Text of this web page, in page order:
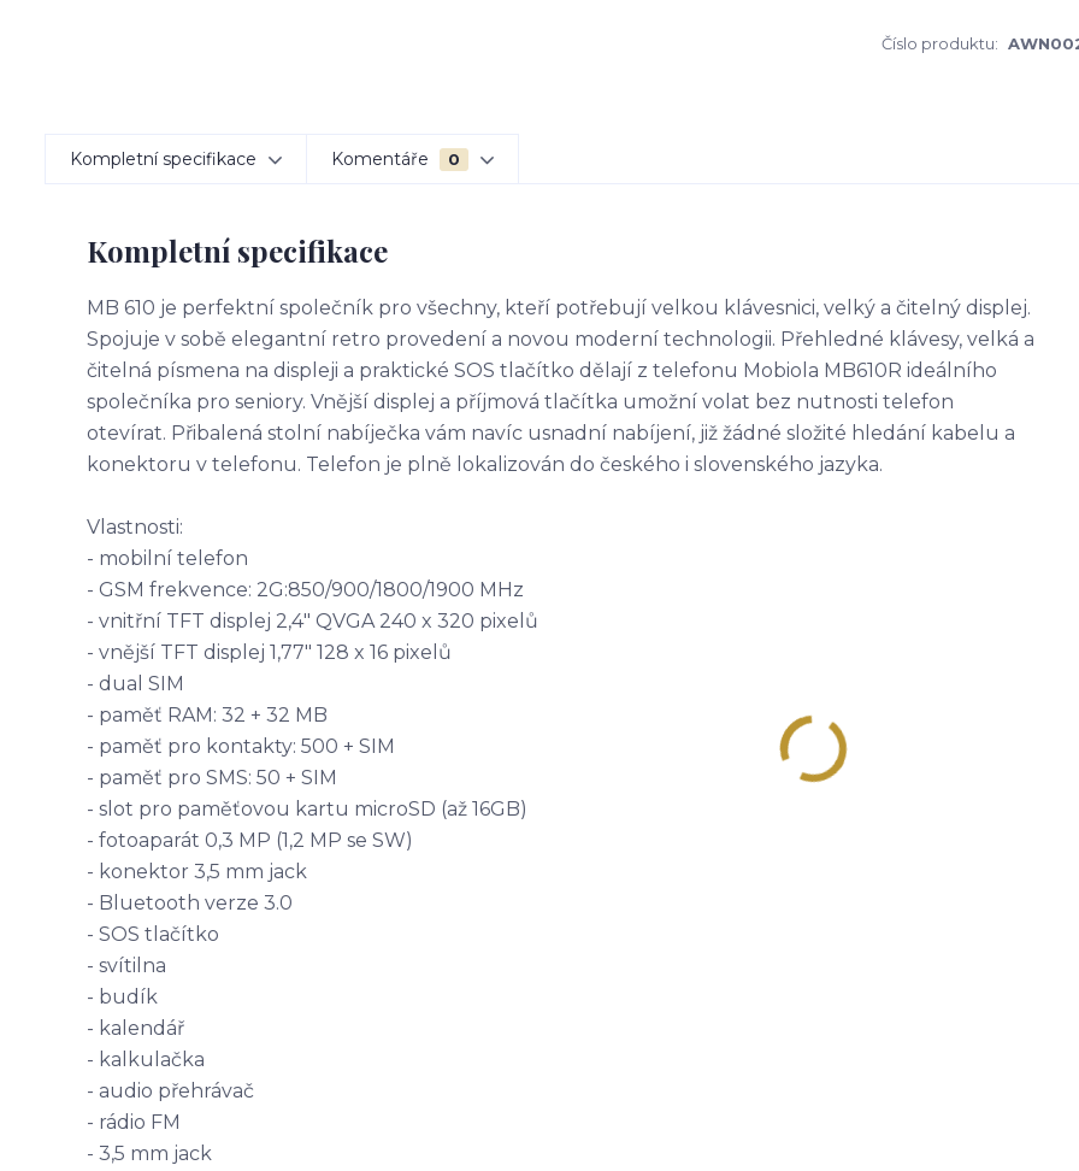
Číslo produktu:
Kompletní specifikace Komentáře 0
Kompletní specifikace
MB 610 je perfektní společník pro všechny, kteří potřebují velkou klávesnici, velký a čitelný displej.
Spojuje v sobě elegantní retro provedení a novou moderní technologii. Přehledné klávesy, velká a
čitelná písmena na displeji a praktické SOS tlačítko dělají z telefonu Mobiola MB610R ideálního
společníka pro seniory. Vnější displej a příjmová tlačítka umožní volat bez nutnosti telefon
otevírat. Přibalená stolní nabíječka vám navíc usnadní nabíjení, již žádné složité hledání kabelu a
konektoru v telefonu. Telefon je plně lokalizován do českého i slovenského jazyka.
Vlastnosti:
- mobilní telefon
- GSM frekvence: 2G:850/900/1800/1900 MHz
- vnitřní TFT displej 2,4" QVGA 240 x 320 pixelů
- vnější TFT displej 1,77" 128 x 16 pixelů
- dual SIM
- paměť RAM: 32 + 32 MB
- paměť pro kontakty: 500 + SIM
- paměť pro SMS: 50 + SIM
- slot pro paměťovou kartu microSD (až 16GB)
- fotoaparát 0,3 MP (1,2 MP se SW)
- konektor 3,5 mm jack
- Bluetooth verze 3.0
- SOS tlačítko
- svítilna
- budík
- kalendář
- kalkulačka
- audio přehrávač
- rádio FM
- 3,5 mm jack